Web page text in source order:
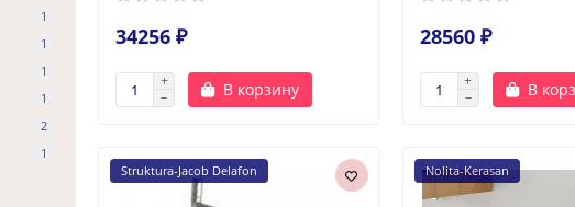
1
1
1
1
2
1
34256 ₽
В корзину
28560 ₽
В
Struktura-Jacob Delafon Nolita-Kerasan